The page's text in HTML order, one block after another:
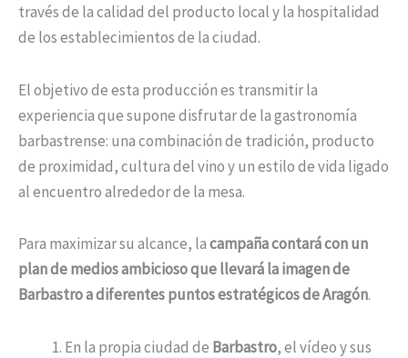
través de la calidad del producto local y la hospitalidad
de los establecimientos de la ciudad.
El objetivo de esta producción es transmitir la
experiencia que supone disfrutar de la gastronomía
barbastrense: una combinación de tradición, producto
de proximidad, cultura del vino y un estilo de vida ligado
al encuentro alrededor de la mesa.
Para maximizar su alcance, lacampaña contará con un
plan de medios ambicioso que llevará la imagen de
Barbastro a diferentes puntos estratégicos de Aragón.
En la propia ciudad de Barbastro, el vídeo y sus